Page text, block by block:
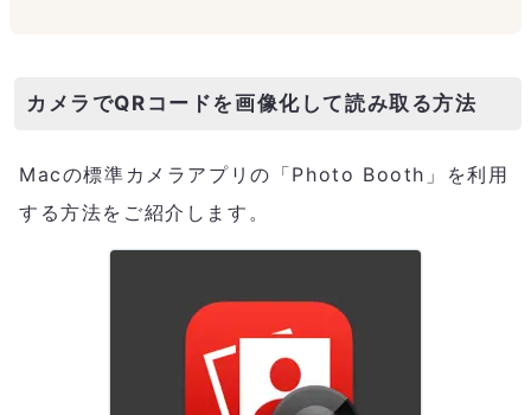
カメラでQRコードを画像化して読み取る方法
Macの標準カメラアプリの「Photo Booth」を利用
する方法をご紹介します。